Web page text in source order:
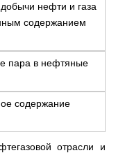
нефти и газа
содержанием
пара в нефтяные
содержание
отрасли и